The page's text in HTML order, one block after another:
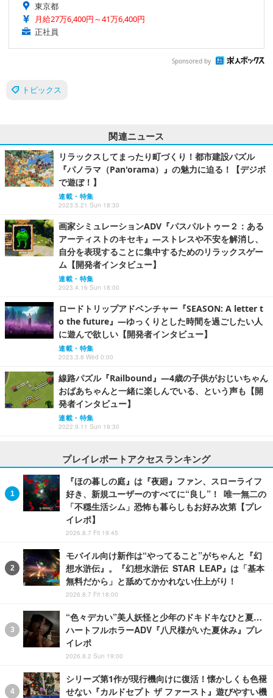
東京都
月給27万6,400円～41万6,400円
正社員
Sponsored by
トピックス
関連ニュース
リラックスしてまったり町づくり！都市建設パズル
『パノラマ（Pan'orama）』の魅力に迫る！【デジボ
で遊ぼ！】
連載・特集
2023.5.21 Sun 18:30
画家シミュレーションADV『パスパルトゥー２：ある
アーティストのキセキ』―ストレスや不安を解消し、
自分を表現することに集中するためのリラックスゲー
ム【開発者インタビュー】
連載・特集
2023.4.16 Sun 18:00
ロードトリップアドベンチャー『SEASON: A letter t
o the future』―ゆっくりとした時間を過ごしたい人
に遊んで欲しい【開発者インタビュー】
連載・特集
2023.3.8 Wed 0:00
線路パズル『Railbound』―4歳の子供がおじいちゃん
おばあちゃんと一緒に楽しんでいる、という声も【開
発者インタビュー】
連載・特集
2022.9.11 Sun 19:30
プレイレポートアクセスランキング
『ほの暮しの庭』は『夜廻』ファン、スローライフ
好き、新規ユーザーのすべてに“良し”！ 唯一無二の
「不穏生活シム」恐怖も暮らしもお好み次第【プレ
イレポ】
2026.8.7 Fri 19:45
モバイル向け新作は“やってること”がちゃんと『幻
想水滸伝』。『幻想水滸伝 STAR LEAP』は「基本
無料だから」と舐めてかかれない仕上がり！
2026.8.7 Fri 18:00
“色々デカい”美人妖怪と少年のドキドキなひと夏…
ハートフルホラーADV『八尺様がいた夏休み』プレ
イレポ
2026.8.2 Sun 19:00
シリーズ第1作が現行機向けに復活！懐かしくも色褪
せない『カルドセプト ザ ファースト』遊びやすい機